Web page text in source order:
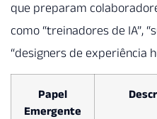
que preparam
como “treinadores de IA”,
“designers de experiência
Papel
Emergente